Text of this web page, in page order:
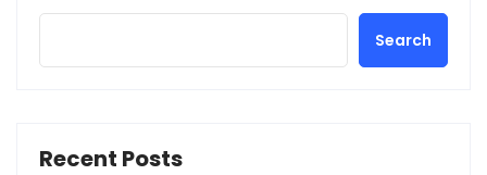
Search
Recent Posts